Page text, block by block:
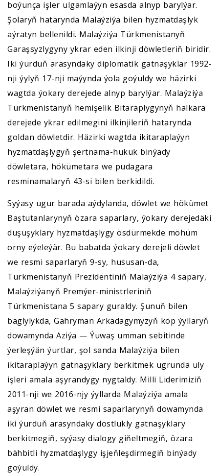
boýunça işler ulgamlaýyn esasda alnyp barylýar.
Şolaryň hatarynda Malaýziýa bilen hyzmatdaşlyk
aýratyn bellenildi. Malaýziýa Türkmenistanyň
Garaşsyzlygyny ykrar eden ilkinji döwletleriň biridir.
Iki ýurduň arasyndaky diplomatik gatnaşyklar 1992-
nji ýylyň 17-nji maýynda ýola goýuldy we häzirki
wagtda ýokary derejede alnyp barylýar. Malaýziýa
Türkmenistanyň hemişelik Bitaraplygynyň halkara
derejede ykrar edilmegini ilkinjileriň hatarynda
goldan döwletdir. Häzirki wagtda ikitaraplaýyn
hyzmatdaşlygyň şertnama-hukuk binýady
döwletara, hökümetara we pudagara
resminamalaryň 43-si bilen berkidildi.
Syýasy ugur barada aýdylanda, döwlet we hökümet
Baştutanlarynyň özara saparlary, ýokary derejedäki
duşuşyklary hyzmatdaşlygy ösdürmekde möhüm
orny eýeleýär. Bu babatda ýokary derejeli döwlet
we resmi saparlaryň 9-sy, hususan-da,
Türkmenistanyň Prezidentiniň Malaýziýa 4 sapary,
Malaýziýanyň Premýer-ministrleriniň
Türkmenistana 5 sapary guraldy. Şunuň bilen
baglylykda, Gahryman Arkadagymyzyň köp ýyllaryň
dowamynda Aziýa — Ýuwaş umman sebitinde
ýerleşýän ýurtlar, şol sanda Malaýziýa bilen
ikitaraplaýyn gatnaşyklary berkitmek ugrunda uly
işleri amala aşyrandygy nygtaldy. Milli Liderimiziň
2011-nji we 2016-njy ýyllarda Malaýziýa amala
aşyran döwlet we resmi saparlarynyň dowamynda
iki ýurduň arasyndaky dostlukly gatnaşyklary
berkitmegiň, syýasy dialogy giňeltmegiň, özara
bähbitli hyzmatdaşlygy işjeňleşdirmegiň binýady
goýuldy.